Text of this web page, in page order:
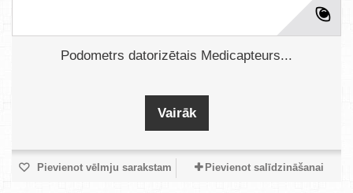
Podometrs datorizētais Medicapteurs...
Vairāk
Pievienot vēlmju sarakstam Pievienot salīdzināšanai